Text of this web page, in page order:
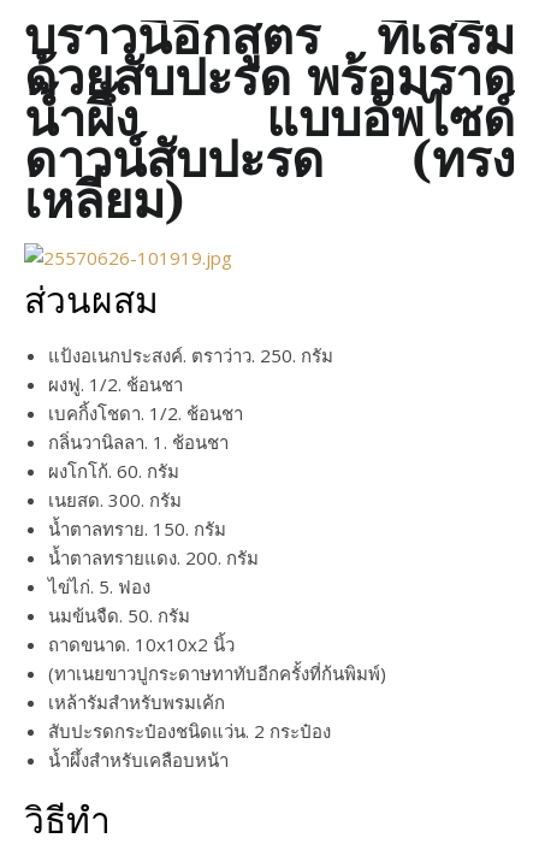
บราวนี่อีกสูตร ที่เสริม
ด้วยสับปะรด พร้อมราด
น้ำผึ้ง แบบอัพไซด์
ดาวน์สับปะรด (ทรง
เหลี่ยม)
ส่วนผสม
แป้งอเนกประสงค์. ตราว่าว. 250. กรัม
ผงฟู. 1/2. ช้อนชา
เบคกิ้งโชดา. 1/2. ช้อนชา
กลิ่นวานิลลา. 1. ช้อนชา
ผงโกโก้. 60. กรัม
เนยสด. 300. กรัม
น้ำตาลทราย. 150. กรัม
น้ำตาลทรายแดง. 200. กรัม
ไข่ไก่. 5. ฟอง
นมข้นจืด. 50. กรัม
ถาดขนาด. 10x10x2 นิ้ว
(ทาเนยขาวปูกระดาษทาทับอีกครั้งที่ก้นพิมพ์)
เหล้ารัมสำหรับพรมเค้ก
สับปะรดกระป๋องชนิดแว่น. 2 กระป๋อง
น้ำผึ้งสำหรับเคลือบหน้า
วิธีทำ